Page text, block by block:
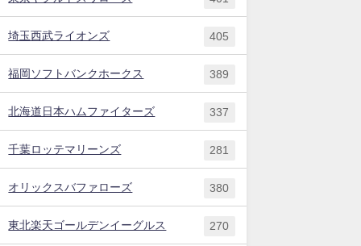
埼玉西武ライオンズ 405
福岡ソフトバンクホークス 389
北海道日本ハムファイターズ 337
千葉ロッテマリーンズ 281
オリックスバファローズ 380
東北楽天ゴールデンイーグルス 270